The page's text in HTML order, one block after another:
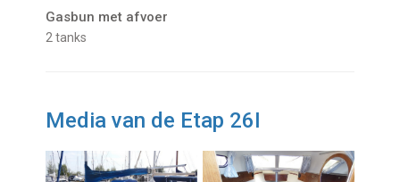
Gasbun met afvoer
2 tanks
Media van de Etap 26I